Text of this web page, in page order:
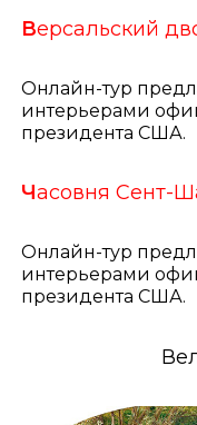
Версальский
Онлайн-тур
интерьерами
президента США.
Часовня Сент-
Онлайн-тур
интерьерами
президента США.